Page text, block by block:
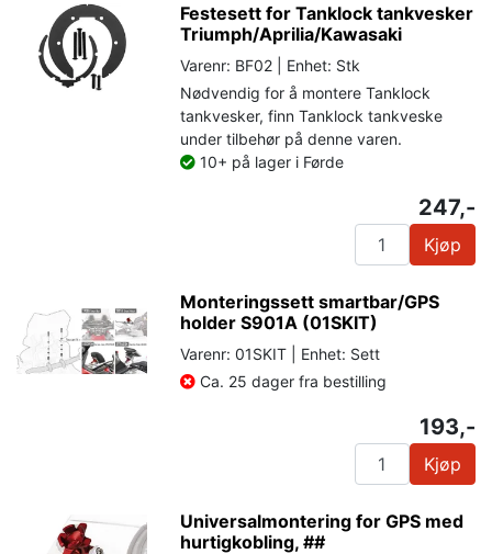
Festesett for Tanklock tankvesker
Triumph/Aprilia/Kawasaki
Varenr: BF02 | Enhet: Stk
Nødvendig for å montere Tanklock
tankvesker, finn Tanklock tankveske
under tilbehør på denne varen.
10+ på lager i Førde
247,-
Kjøp
Monteringssett smartbar/GPS
holder S901A (01SKIT)
Varenr: 01SKIT | Enhet: Sett
Ca. 25 dager fra bestilling
193,-
Kjøp
Universalmontering for GPS med
hurtigkobling, ##